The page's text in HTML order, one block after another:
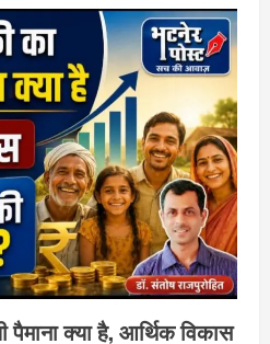
क्या है, आर्थिक विकास